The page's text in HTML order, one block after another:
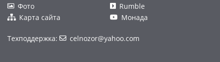
Фото
Карта сайта
Rumble
Монада
Техподдержка: celnozor@yahoo.com